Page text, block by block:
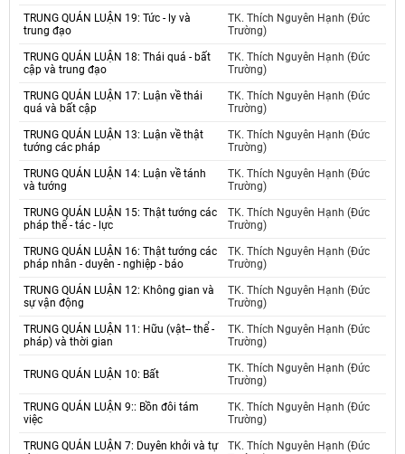
TRUNG QUÁN LUẬN 19: Tức - ly và
trung đạo
TK. Thích Nguyên Hạnh (Đức
Trường)
TRUNG QUÁN LUẬN 18: Thái quá - bất
cập và trung đạo
TK. Thích Nguyên Hạnh (Đức
Trường)
TRUNG QUÁN LUẬN 17: Luận về thái
quá và bất cập
TK. Thích Nguyên Hạnh (Đức
Trường)
TRUNG QUÁN LUẬN 13: Luận về thật
tướng các pháp
TK. Thích Nguyên Hạnh (Đức
Trường)
TRUNG QUÁN LUẬN 14: Luận về tánh
và tướng
TK. Thích Nguyên Hạnh (Đức
Trường)
TRUNG QUÁN LUẬN 15: Thật tướng các
pháp thể - tác - lực
TK. Thích Nguyên Hạnh (Đức
Trường)
TRUNG QUÁN LUẬN 16: Thật tướng các
pháp nhân - duyên - nghiệp - báo
TK. Thích Nguyên Hạnh (Đức
Trường)
TRUNG QUÁN LUẬN 12: Không gian và
sự vận động
TK. Thích Nguyên Hạnh (Đức
Trường)
TRUNG QUÁN LUẬN 11: Hữu (vật-- thể -
pháp) và thời gian
TK. Thích Nguyên Hạnh (Đức
Trường)
TRUNG QUÁN LUẬN 10: Bất
TK. Thích Nguyên Hạnh (Đức
Trường)
TRUNG QUÁN LUẬN 9:: Bồn đôi tám
việc
TK. Thích Nguyên Hạnh (Đức
Trường)
TRUNG QUÁN LUẬN 7: Duyên khởi và tự
TK. Thích Nguyên Hạnh (Đức